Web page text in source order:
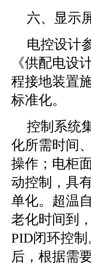
六、显示
电控设计
《供配电设
程接地装置
标准化。
控制系统
化所需时间
操作；电柜
动控制，具
单化。超温
老化时间到
PID闭环控
后，根据需